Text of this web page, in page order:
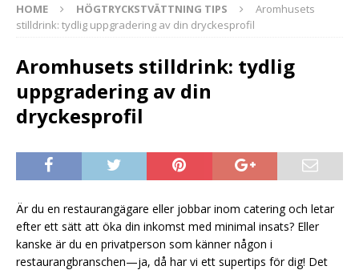
HOME HÖGTRYCKSTVÄTTNING TIPS
Aromhusets
stilldrink: tydlig uppgradering av din dryckesprofil
Aromhusets stilldrink: tydlig
uppgradering av din
dryckesprofil
Är du en restaurangägare eller jobbar inom catering och letar
efter ett sätt att öka din inkomst med minimal insats? Eller
kanske är du en privatperson som känner någon i
restaurangbranschen—ja, då har vi ett supertips för dig! Det